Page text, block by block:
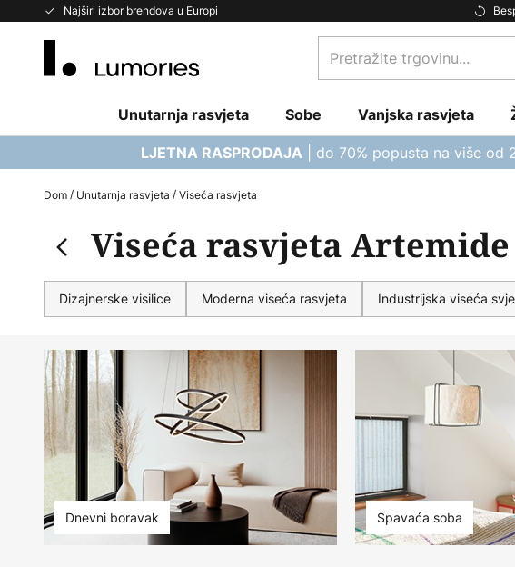
Najširi izbor brendova u Europi
Skip
Pretražite
trgovinu...
Unutarnja rasvjeta Sobe Vanjska rasvjeta
LJETNA RASPRODAJA | do 70% popusta na više
Dom Unutarnja rasvjeta Viseća rasvjeta
Viseća rasvjeta Artemide
Dizajnerske visilice Moderna viseća rasvjeta Industrijska viseća
Dnevni boravak Spavaća soba